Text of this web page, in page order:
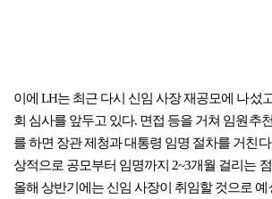
이에 LH는 최근 다시 신임 사장 재공모에 나섰
회 심사를 앞두고 있다. 면접 등을 거쳐 임원추
를 하면 장관 제청과 대통령 임명 절차를 거친
상적으로 공모부터 임명까지 2~3개월 걸리는
올해 상반기에는 신임 사장이 취임할 것으로 예